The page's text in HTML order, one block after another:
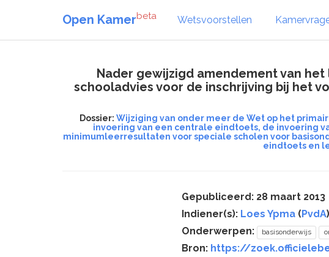
Open Kamerbeta Wetsvoorstellen
Nader gewijzigd amendement van
schooladvies voor de inschrijving bij het
Dossier: Wijziging van onder meer de Wet op het
invoering van een centrale eindtoets, de invoering
minimumleerresultaten voor speciale scholen voor
eindtoets en
Gepubliceerd: 28 maart 2013
Indiener(s): Loes Ypma (PvdA)
Onderwerpen:
basisonderwijs
Bron: https://